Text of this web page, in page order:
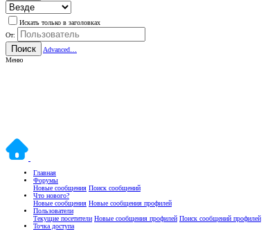
Искать только в заголовках
От:
Поиск
Advanced…
Меню
Главная
Форумы
Новые сообщения Поиск сообщений
Что нового?
Новые сообщения Новые сообщения профилей
Пользователи
Текущие посетители Новые сообщения профилей Поиск сообщений профилей
Точка доступа